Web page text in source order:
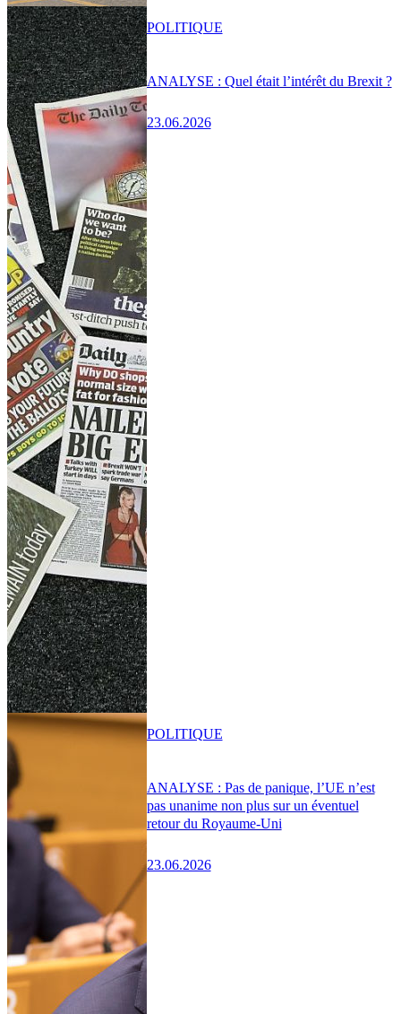
ANALYSE : Quel était l’intérêt du Brexit ?
23.06.2026
POLITIQUE
ANALYSE : Pas de panique, l’UE n’est
pas unanime non plus sur un éventuel
retour du Royaume-Uni
23.06.2026
POLITIQUE